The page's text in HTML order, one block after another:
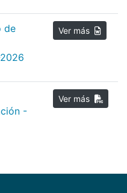
de
-